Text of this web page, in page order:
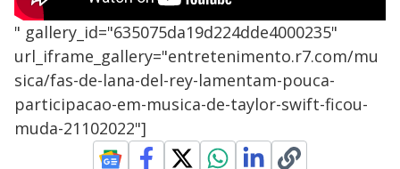
" gallery_id="635075da19d224dde4000235"
url_iframe_gallery="entretenimento.r7.com/mu
sica/fas-de-lana-del-rey-lamentam-pouca-
participacao-em-musica-de-taylor-swift-ficou-
muda-21102022"]